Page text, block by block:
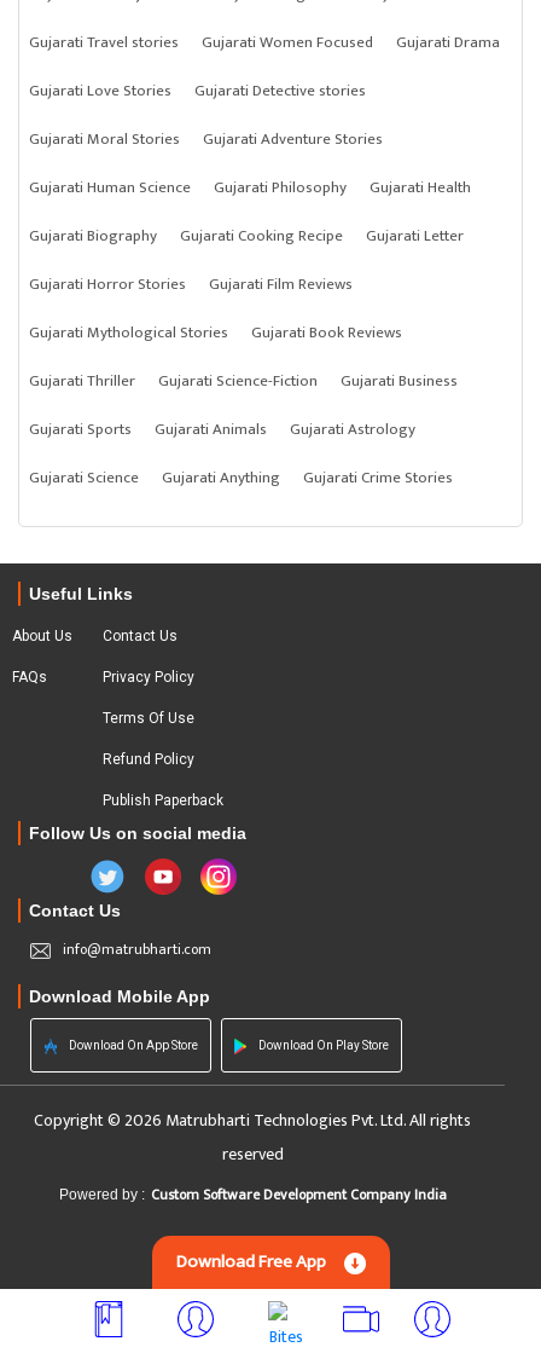
Gujarati Travel stories
Gujarati Women Focused
Gujarati Drama
Gujarati Love Stories
Gujarati Detective stories
Gujarati Moral Stories
Gujarati Adventure Stories
Gujarati Human Science
Gujarati Philosophy
Gujarati Health
Gujarati Biography
Gujarati Cooking Recipe
Gujarati Letter
Gujarati Horror Stories
Gujarati Film Reviews
Gujarati Mythological Stories
Gujarati Book Reviews
Gujarati Thriller
Gujarati Science-Fiction
Gujarati Business
Gujarati Sports
Gujarati Animals
Gujarati Astrology
Gujarati Science
Gujarati Anything Gujarati Crime Stories
Useful Links
About Us
FAQs
Contact Us
Privacy Policy
Terms Of Use
Refund Policy
Publish Paperback
Follow Us on social media
Contact Us
info@matrubharti.com
Download Mobile App
Download On App Store Download On Play Store
Copyright © 2026 Matrubharti Technologies Pvt. Ltd. All rights
reserved
Powered by : Custom Software Development Company India
Download Free App